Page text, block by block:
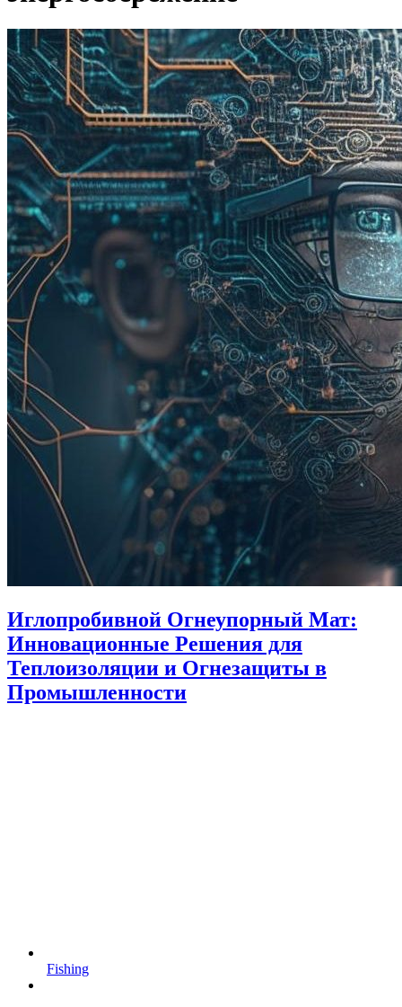
Иглопробивной Огнеупорный Мат:
Инновационные Решения для
Теплоизоляции и Огнезащиты в
Промышленности
Fishing